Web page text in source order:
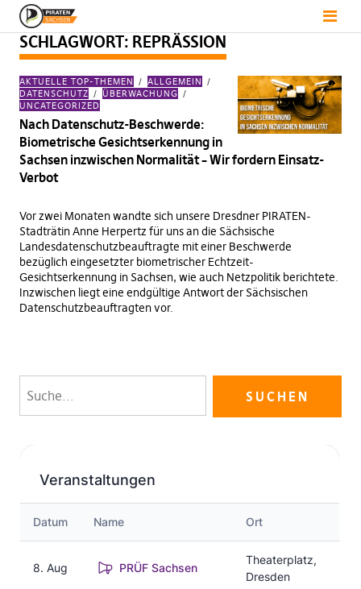
SCHLAGWORT: REPRÄSSION
AKTUELLE TOP-THEMEN
ALLGEMEIN
DATENSCHUTZ
ÜBERWACHUNG
UNCATEGORIZED
Nach Datenschutz-Beschwerde:
Biometrische Gesichtserkennung in
Sachsen inzwischen Normalität – Wir fordern Einsatz-
Verbot
Vor zwei Monaten wandte sich unsere Dresdner PIRATEN-
Stadträtin Anne Herpertz für uns an die Sächsische
Landesdatenschutzbeauftragte mit einer Beschwerde
bezüglich eingesetzter biometrischer Echtzeit-
Gesichtserkennung in Sachsen, wie auch Netzpolitik berichtete.
Inzwischen liegt eine endgültige Antwort der Sächsischen
Datenschutzbeauftragten vor.